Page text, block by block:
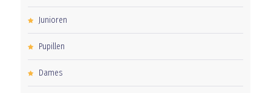
Junioren
Pupillen
Dames